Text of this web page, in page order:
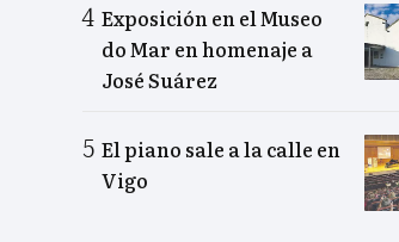
Exposición en el Museo
do Mar en homenaje a
José Suárez
El piano sale a la calle en
Vigo